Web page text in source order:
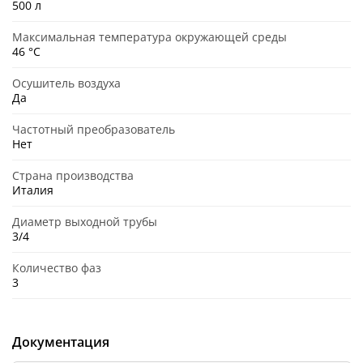
500 л
Максимальная температура окружающей среды
46 °C
Осушитель воздуха
Да
Частотный преобразователь
Нет
Страна производства
Италия
Диаметр выходной трубы
3/4
Количество фаз
3
Документация